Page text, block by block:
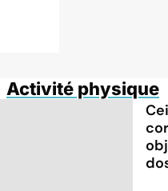
Activité physique